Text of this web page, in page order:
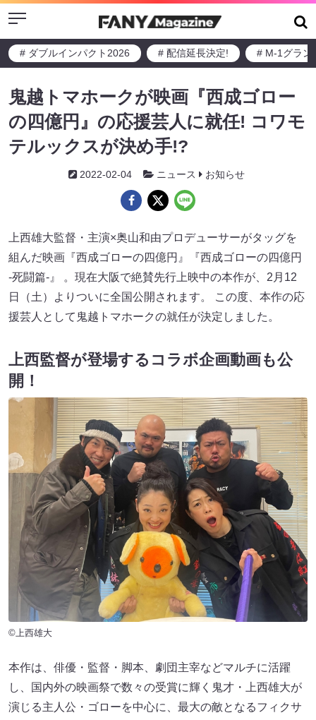
Menu
# ダブルインパクト2026 # 配信延長決定! # M-1グラン
鬼越トマホークが映画『西成ゴロー
の四億円』の応援芸人に就任! コワモ
テルックスが決め手!?
2022-02-04 ニュース お知らせ
上西雄大監督・主演×奥山和由プロデューサーがタッグを
組んだ映画『西成ゴローの四億円』『西成ゴローの四億円
-死闘篇-』 。現在大阪で絶賛先行上映中の本作が、2月12
日（土）よりついに全国公開されます。 この度、本作の応
援芸人として鬼越トマホークの就任が決定しました。
上西監督が登場するコラボ企画動画も公
開！
©上西雄大
本作は、俳優・監督・脚本、劇団主宰などマルチに活躍
し、国内外の映画祭で数々の受賞に輝く鬼才・上西雄大が
演じる主人公・ゴローを中心に、最大の敵となるフィクサ